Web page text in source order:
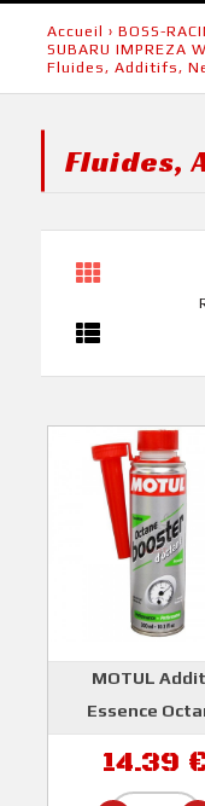
Accueil › BOSS-
SUBARU IMPREZA
Fluides, Additifs,
Fluides,
MOTUL
Essence
MOTUL
14.39